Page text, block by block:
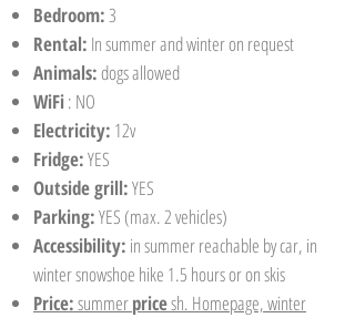
Bedroom:3
Rental: In summer and winter on request
Animals:dogs allowed
WiFi: NO
Electricity: 12v
Fridge:YES
Outside grill:YES
Parking:YES (max. 2 vehicles)
Accessibility: in summer reachable by car, in
winter snowshoe hike 1.5 hours or on skis
Price:summerpricesh. Homepage, winter